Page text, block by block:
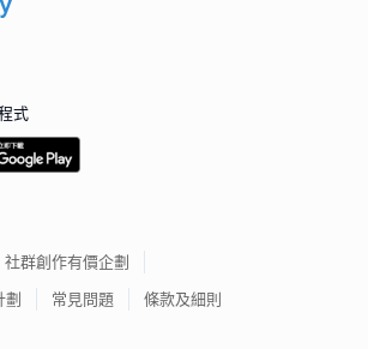
式
社群創作有價企劃
劃
常見問題 條款及細則